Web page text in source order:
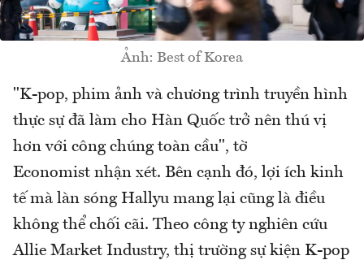
Ảnh: Best of Korea
"K-pop, phim ảnh và chương trình truyền hình
thực sự đã làm cho Hàn Quốc trở nên thú vị
hơn với công chúng toàn cầu", tờ
Economist nhận xét. Bên cạnh đó, lợi ích kinh
tế mà làn sóng Hallyu mang lại cũng là điều
không thể chối cãi. Theo công ty nghiên cứu
Allie Market Industry, thị trường sự kiện K-pop